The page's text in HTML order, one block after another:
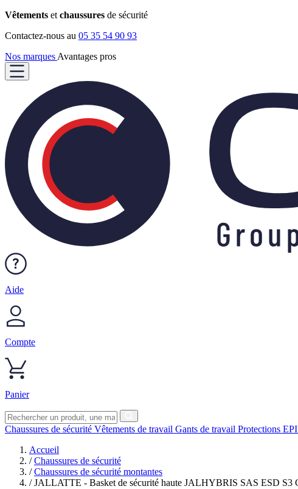
Vêtements et chaussures de sécurité
Contactez-nous au 05 35 54 90 93
Nos marques Avantages pros
Aide
Compte
Panier
Chaussures de sécurité Vêtements de travail Gants de travail Protections EPI
Accueil
/ Chaussures de sécurité
/ Chaussures de sécurité montantes
/ JALLATTE - Basket de sécurité haute JALHYBRIS SAS ESD S3